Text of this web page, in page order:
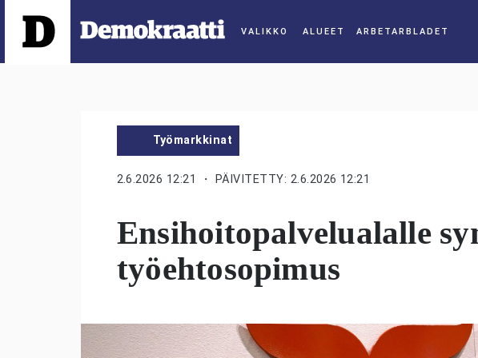
ALUEET
Työmarkkinat
2.6.2026 12:21 ・ PÄIVITETTY: 2.6.2026 12:21
Ensihoitopalvelualalle
työehtosopimus